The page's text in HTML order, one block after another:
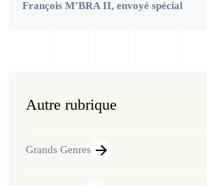
François M’BRA II, envoyé spécial
Autre rubrique
Grands Genres